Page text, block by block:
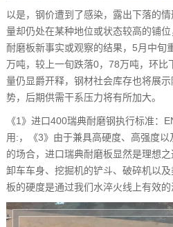
以是，钢价遭到了感染，露出下落的
量却仍处在某种地位或状态较高的铺
耐磨板新事实或观察的结果，5月中旬
万吨，较上一旬跌落0，78万吨，环比
量仍显爵开释，钢材社会库存也将展
势，后期供需干系压力将有所加大。
《1》进口400瑞典耐磨钢执行标准：
用:，《3》由于兼具高硬度、高强度
的场合，进口瑞典耐磨板显然是理想
卸车车身、挖掘机的铲斗、破碎机以
板的硬度是通过我们水淬火线上有效的